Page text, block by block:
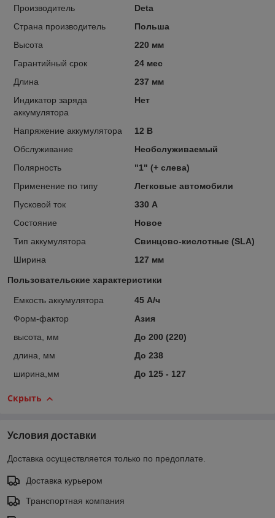
Производитель
Deta
Страна производитель
Польша
Высота
220 мм
Гарантийный срок
24 мес
Длина
237 мм
Индикатор заряда
аккумулятора
Нет
Напряжение аккумулятора
12 В
Обслуживание
Необслуживаемый
Полярность
"1" (+ слева)
Применение по типу
Легковые автомобили
Пусковой ток
330 А
Состояние
Новое
Тип аккумулятора
Свинцово-кислотные (SLA)
Ширина
127 мм
Пользовательские характеристики
Емкость аккумулятора
45 А/ч
Форм-фактор
Азия
высота, мм
До 200 (220)
длина, мм
До 238
ширина,мм
До 125 - 127
Скрыть
Условия доставки
Доставка осуществляется только по предоплате.
Доставка курьером
Транспортная компания